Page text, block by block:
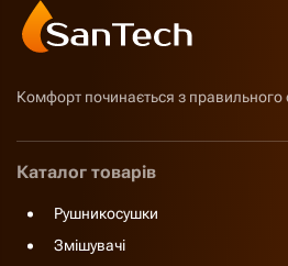
Комфорт починається з
Каталог товарів
Рушникосушки
Змішувачі